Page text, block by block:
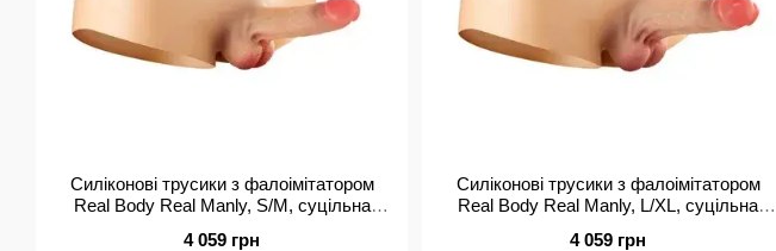
Силіконові трусики з фалоімітатором
Real Body Real Manly, S/M, суцільна
4 059 грн
Силіконові трусики з фалоімітатором
Real Body Real Manly, L/XL, суцільна
4 059 грн